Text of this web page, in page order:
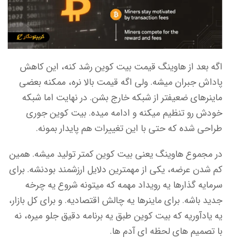
اگه بعد از هاوینگ قیمت بیت کوین رشد کنه، این کاهش
پاداش جبران میشه. ولی اگه قیمت بالا نره، ممکنه بعضی
ماینرهای ضعیفتر از شبکه خارج بشن. در نهایت اما شبکه
خودش رو تنظیم میکنه و ادامه میده. بیت کوین جوری
طراحی شده که حتی با این تغییرات هم پایدار بمونه.
در مجموع هاوینگ یعنی بیت کوین کمتر تولید میشه. همین
کم شدن عرضه، یکی از مهمترین دلایل ارزشمند بودنشه. برای
سرمایه گذارها یه رویداد مهمه که میتونه شروع یه چرخه
جدید باشه. برای ماینرها یه چالش اقتصادیه. و برای کل بازار،
یه یادآوریه که بیت کوین طبق یه برنامه دقیق جلو میره، نه
با تصمیم های لحظه ای آدم ها.